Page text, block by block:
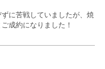
に苦戦していましたが、焼
成約になりました！